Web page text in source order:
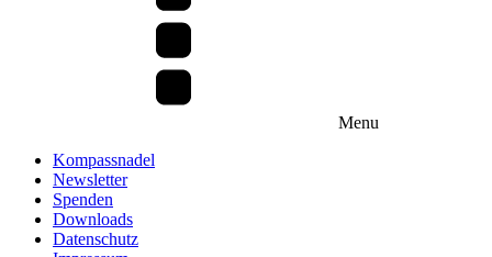
Menu
Kompassnadel
Newsletter
Spenden
Downloads
Datenschutz